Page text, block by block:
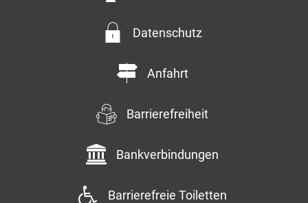
Datenschutz
Anfahrt
Barrierefreiheit
Bankverbindungen
Barrierefreie Toiletten